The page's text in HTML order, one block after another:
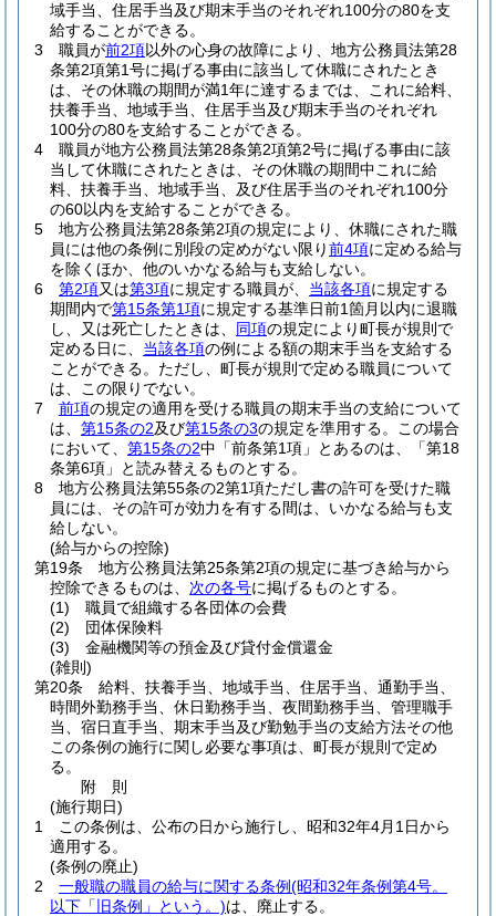
域手当、住居手当及び期末手当のそれぞれ100分の80を支
給することができる。
3
職員が前2項以外の心身の故障により、地方公務員法第28
条第2項第1号に掲げる事由に該当して休職にされたとき
は、その休職の期間が満1年に達するまでは、これに給料、
扶養手当、地域手当、住居手当及び期末手当のそれぞれ
100分の80を支給することができる。
4
職員が地方公務員法第28条第2項第2号に掲げる事由に該
当して休職にされたときは、その休職の期間中これに給
料、扶養手当、地域手当、及び住居手当のそれぞれ100分
の60以内を支給することができる。
5
地方公務員法第28条第2項の規定により、休職にされた職
員には他の条例に別段の定めがない限り前4項に定める給与
を除くほか、他のいかなる給与も支給しない。
6
第2項又は第3項に規定する職員が、 当該各項に規定する
期間内で第15条第1項に規定する基準日前1箇月以内に退職
し、又は死亡したときは、 同項の規定により町長が規則で
定める日に、 当該各項の例による額の期末手当を支給する
ことができる。 ただし、町長が規則で定める職員について
は、この限りでない。
7
前項の規定の適用を受ける職員の期末手当の支給について
は、 第15条の2及び第15条の3の規定を準用する。
この場合
において、 第15条の2中「前条第1項」とあるのは、「第18
条第6項」と読み替えるものとする。
8
地方公務員法第55条の2第1項ただし書の許可を受けた職
員には、その許可が効力を有する間は、いかなる給与も支
給しない。
(給与からの控除)
第19条
地方公務員法第25条第2項の規定に基づき給与から
控除できるものは、 次の各号に掲げるものとする。
(1)
職員で組織する各団体の会費
(2)
団体保険料
(3)
金融機関等の預金及び貸付金償還金
(雑則)
第20条
給料、扶養手当、地域手当、住居手当、通勤手当、
時間外勤務手当、休日勤務手当、夜間勤務手当、管理職手
当、宿日直手当、期末手当及び勤勉手当の支給方法その他
この条例の施行に関し必要な事項は、町長が規則で定め
る。
附 則
(施行期日)
1
この条例は、公布の日から施行し、昭和32年4月1日から
適用する。
(条例の廃止)
2
一般職の職員の給与に関する条例(昭和32年条例第4号。
以下「旧条例」という。)は、廃止する。